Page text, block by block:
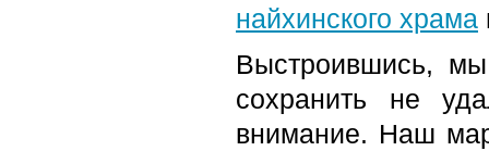
найхинского храма
Выстроившись,
сохранить не
внимание. Наш